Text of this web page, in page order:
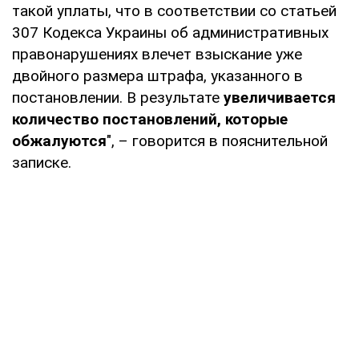
такой уплаты, что в соответствии со статьей
307 Кодекса Украины об административных
правонарушениях влечет взыскание уже
двойного размера штрафа, указанного в
постановлении. В результате увеличивается
количество постановлений, которые
обжалуются", – говорится в пояснительной
записке.